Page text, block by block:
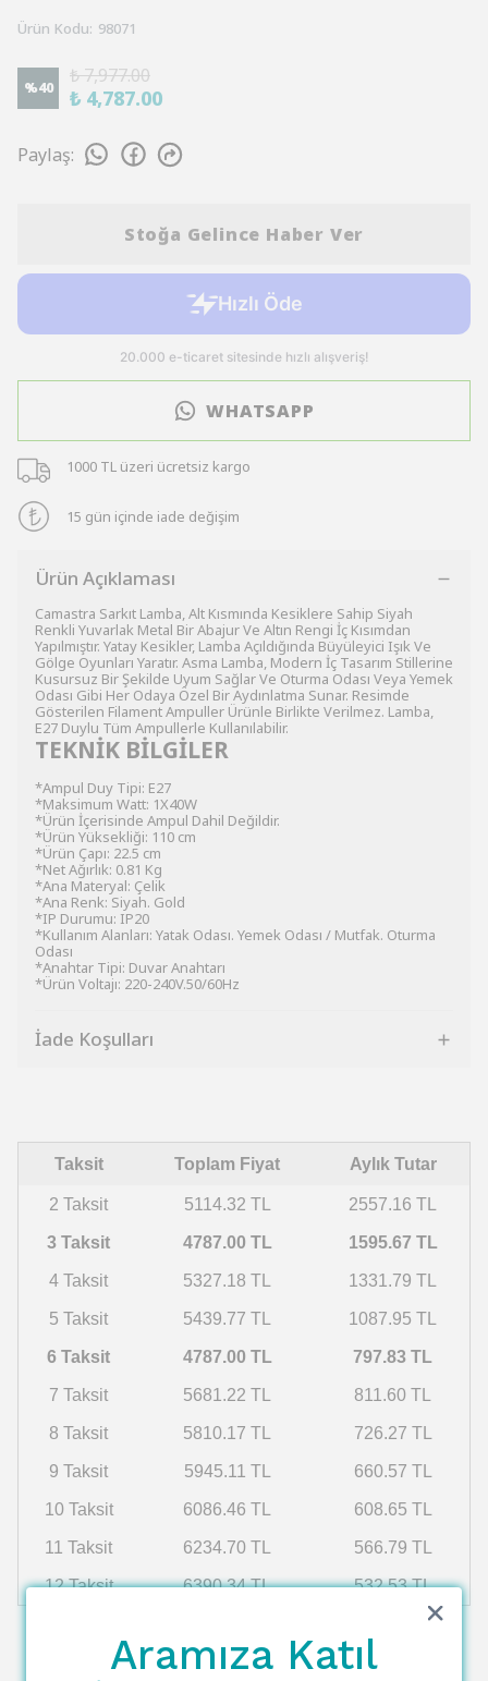
Ürün Kodu: 98071
%40
₺ 7,977.00
₺ 4,787.00
Paylaş:
Stoğa Gelince Haber Ver
WHATSAPP
1000 TL üzeri ücretsiz kargo
15 gün içinde iade değişim
Ürün Açıklaması
Camastra Sarkıt Lamba, Alt Kısmında Kesiklere Sahip Siyah
Renkli Yuvarlak Metal Bir Abajur Ve Altın Rengi İç Kısımdan
Yapılmıştır. Yatay Kesikler, Lamba Açıldığında Büyüleyici Işık Ve
Gölge Oyunları Yaratır. Asma Lamba, Modern İç Tasarım Stillerine
Kusursuz Bir Şekilde Uyum Sağlar Ve Oturma Odası Veya Yemek
Odası Gibi Her Odaya Özel Bir Aydınlatma Sunar. Resimde
Gösterilen Filament Ampuller Ürünle Birlikte Verilmez. Lamba,
E27 Duylu Tüm Ampullerle Kullanılabilir.
TEKNİK BİLGİLER
*Ampul Duy Tipi: E27
*Maksimum Watt: 1X40W
*Ürün İçerisinde Ampul Dahil Değildir.
*Ürün Yüksekliği: 110 cm
*Ürün Çapı: 22.5 cm
*Net Ağırlık: 0.81 Kg
*Ana Materyal: Çelik
*Ana Renk: Siyah. Gold
*IP Durumu: IP20
*Kullanım Alanları: Yatak Odası. Yemek Odası / Mutfak. Oturma
Odası
*Anahtar Tipi: Duvar Anahtarı
*Ürün Voltajı: 220-240V.50/60Hz
İade Koşulları
Taksit Toplam Fiyat Aylık Tutar
2 Taksit 5114.32 TL 2557.16 TL
3 Taksit 4787.00 TL 1595.67 TL
4 Taksit 5327.18 TL 1331.79 TL
5 Taksit 5439.77 TL 1087.95 TL
6 Taksit 4787.00 TL 797.83 TL
7 Taksit 5681.22 TL 811.60 TL
8 Taksit 5810.17 TL 726.27 TL
9 Taksit 5945.11 TL 660.57 TL
10 Taksit 6086.46 TL 608.65 TL
11 Taksit 6234.70 TL 566.79 TL
12 Taksit 6390.34 TL 532.53 TL
Aramıza Katıl